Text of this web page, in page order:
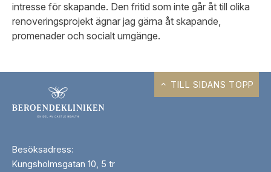
intresse för skapande. Den fritid som inte går åt till olika
renoveringsprojekt ägnar jag gärna åt skapande,
promenader och socialt umgänge.
Besöksadress:
Kungsholmsgatan 10, 5 tr
TILL SIDANS TOPP